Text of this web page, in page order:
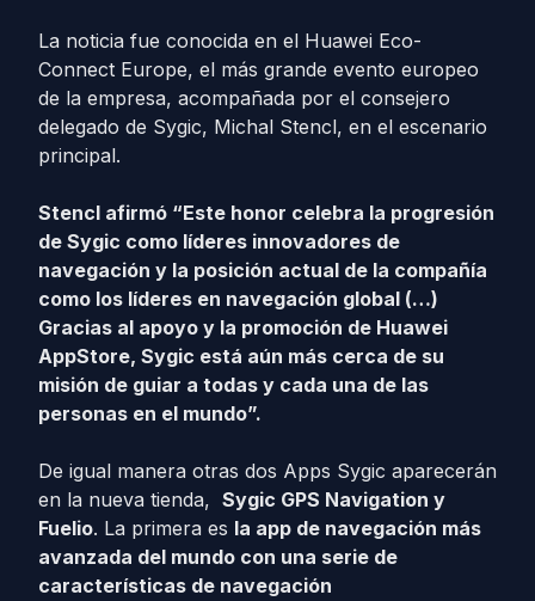
La noticia fue conocida en el Huawei Eco-
Connect Europe, el más grande evento europeo
de la empresa, acompañada por el consejero
delegado de Sygic, Michal Stencl, en el escenario
principal.
Stencl afirmó “Este honor celebra la progresión
de Sygic como líderes innovadores de
navegación y la posición actual de la compañía
como los líderes en navegación global (…)
Gracias al apoyo y la promoción de Huawei
AppStore, Sygic está aún más cerca de su
misión de guiar a todas y cada una de las
personas en el mundo”.
De igual manera otras dos Apps Sygic aparecerán
en la nueva tienda, Sygic GPS Navigation y
Fuelio. La primera es la app de navegación más
avanzada del mundo con una serie de
características de navegación